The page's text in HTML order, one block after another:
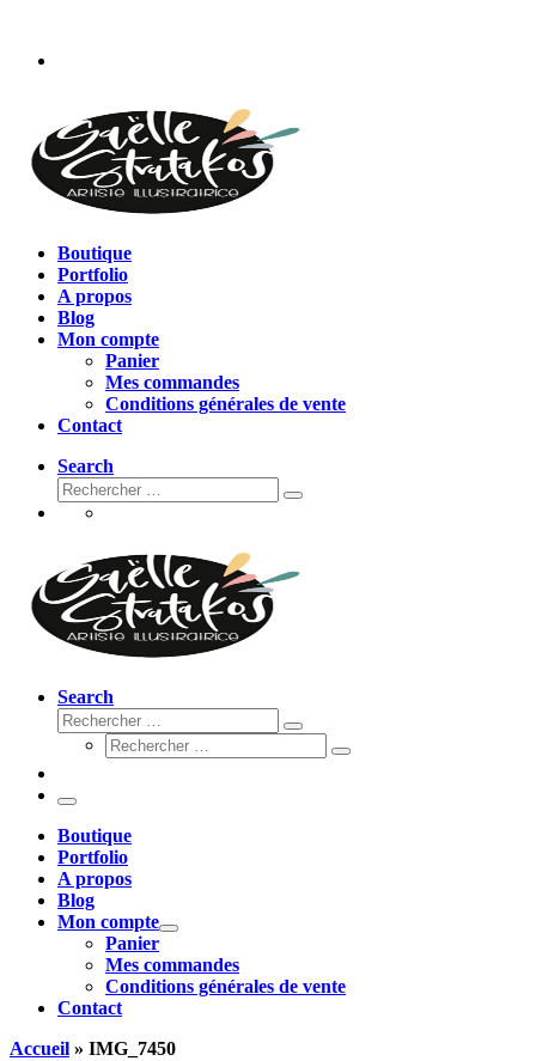
contenu
Boutique
Portfolio
A propos
Blog
Mon compte
Panier
Mes commandes
Conditions générales de vente
Contact
Search
Rechercher
Rechercher
Search
Rechercher
Rechercher
Rechercher
Rechercher
Menu
Boutique
Portfolio
A propos
Blog
Mon compte
Panier
Mes commandes
Conditions générales de vente
Contact
Accueil » IMG_7450